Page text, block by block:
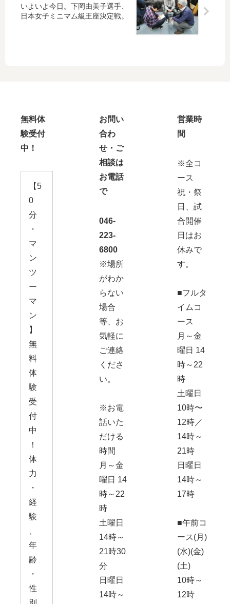
いよいよ今日。下岡由美子選手、
日本女子ミニマム級王座決定戦。
無料体
験受付
中！
【5
0
分
・
マ
ン
ツ
ー
マ
ン
】
無
料
体
験
受
付
中
！
体
力
・
経
験
年
齢
・
性
お問い
合わ
せ・ご
相談は
お電話
で
046-
223-
6800
※場所
がわか
らない
場合
等、お
気軽に
ご連絡
くださ
い。
※お電
話いた
だける
時間
月～金
曜日 14
時～22
時
土曜日
14時～
21時30
分
日曜日
14時～
営業時
間
※全コ
ース
祝・祭
日、試
合開催
日はお
休みで
す。
■フルタ
イムコ
ース
月～金
曜日 14
時～22
時
土曜日
10時〜
12時／
14時～
21時
日曜日
14時～
17時
■午前コ
ース(月)
(水)(金)
(土)
10時～
12時